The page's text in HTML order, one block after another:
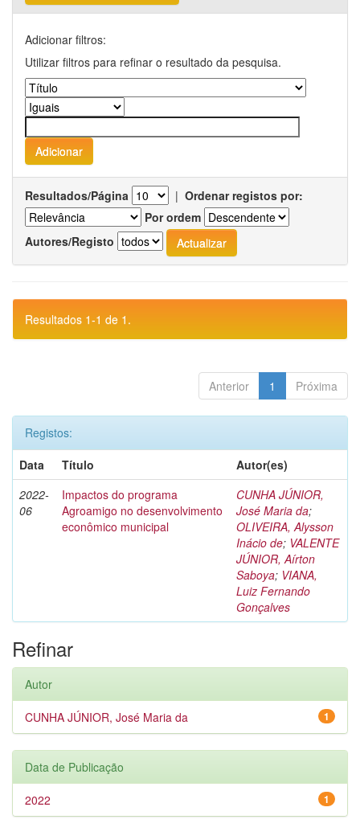
Adicionar filtros:
Utilizar filtros para refinar o resultado da pesquisa.
Resultados/Página | Ordenar registos por:
Por ordem
Autores/Registo
Resultados 1-1 de 1.
Anterior 1 Próxima
Registos:
Data
Título
Autor(es)
2022-
06
Impactos do programa
Agroamigo no desenvolvimento
econômico municipal
CUNHA JÚNIOR,
José Maria da;
OLIVEIRA, Alysson
Inácio de; VALENTE
JÚNIOR, Aírton
Saboya; VIANA,
Luiz Fernando
Gonçalves
Refinar
Autor
1
CUNHA JÚNIOR, José Maria da
Data de Publicação
1
2022